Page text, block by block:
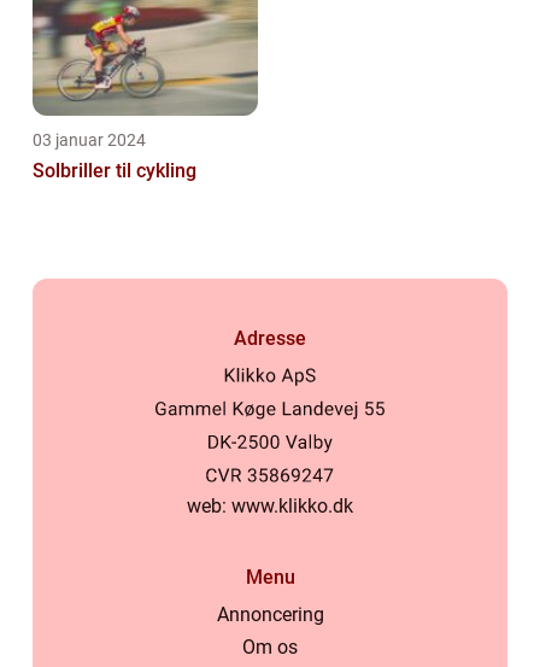
03 januar 2024
Solbriller til cykling
Adresse
web: www.klikko.dk
Menu
Annoncering
Om os